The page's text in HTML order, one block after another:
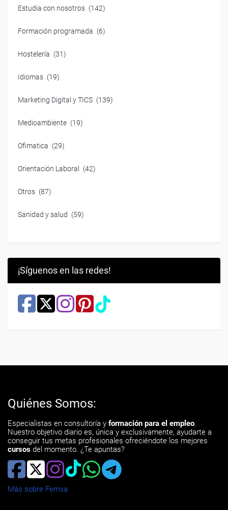
Estudia con nosotros (142)
Formación programada (6)
Hostelería (31)
Idiomas (19)
Marketing Digital y TICS (139)
Medioambiente (19)
Ofimatica (29)
Orientación Laboral (42)
Otros (87)
Sanidad y salud (59)
¡Síguenos en las redes!
Quiénes Somos:
Especialistas en consultoría y formación para el empleo.
Nuestro objetivo diario es, única y exclusivamente, ayudarte a
conseguir tus metas profesionales ofreciéndote los mejores
cursos del momento. ¿Te apuntas?
Más sobre Femxa